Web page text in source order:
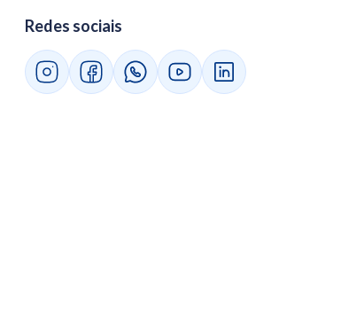
Como a tecnologia e o Comitê Gestor
garantem que o imposto chegue ao local
correto?
Qual o papel da governança digital na
transparência da partilha tributária?
Redes sociais